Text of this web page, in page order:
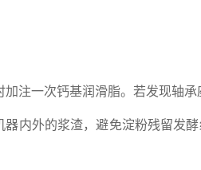
一次钙基润滑脂。若发现轴承
外的浆渣，避免淀粉残留发酵